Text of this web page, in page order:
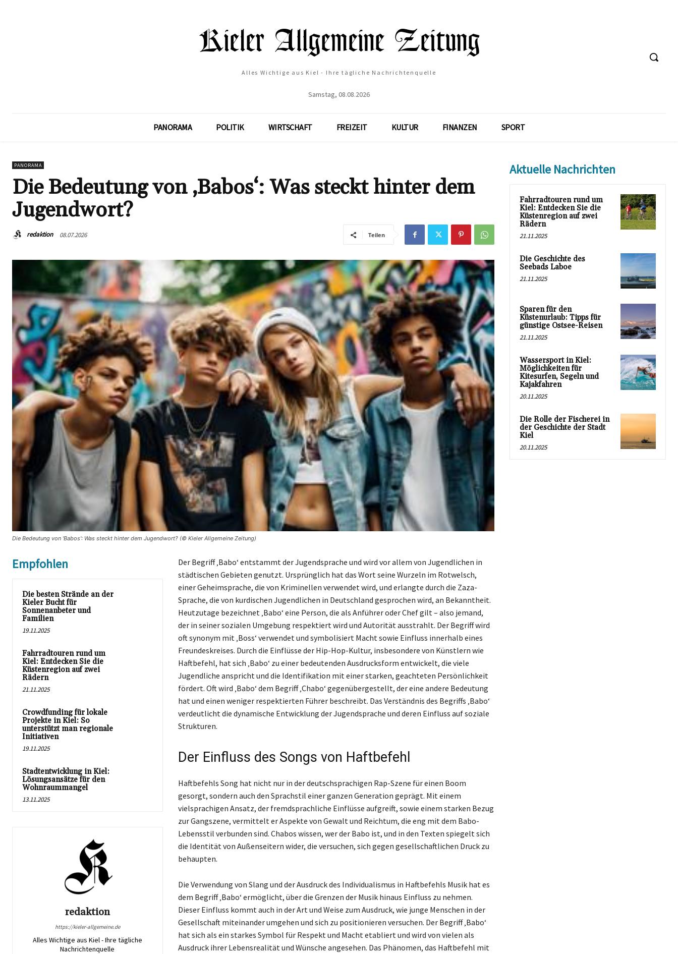
Alles Wichtige aus Kiel - Ihre tägliche Nachrichtenquelle
Samstag, 08.08.2026
PANORAMA POLITIK WIRTSCHAFT FREIZEIT KULTUR FINANZEN SPORT
PANORAMA
Die Bedeutung von ‚Babos‘: Was steckt hinter dem
Jugendwort?
redaktion 08.07.2026 Teilen
Die Bedeutung von 'Babos': Was steckt hinter dem Jugendwort? (© Kieler Allgemeine Zeitung)
Empfohlen
Die besten Strände an der
Kieler Bucht für
Sonnenanbeter und
Familien
19.11.2025
Fahrradtouren rund um
Kiel: Entdecken Sie die
Küstenregion auf zwei
Rädern
21.11.2025
Crowdfunding für lokale
Projekte in Kiel: So
unterstützt man regionale
Initiativen
19.11.2025
Stadtentwicklung in Kiel:
Lösungsansätze für den
Wohnraummangel
13.11.2025
redaktion
https://kieler-allgemeine.de
Alles Wichtige aus Kiel - Ihre tägliche
Nachrichtenquelle
Der Begriff ‚Babo‘ entstammt der Jugendsprache und wird vor allem von Jugendlichen in
städtischen Gebieten genutzt. Ursprünglich hat das Wort seine Wurzeln im Rotwelsch,
einer Geheimsprache, die von Kriminellen verwendet wird, und erlangte durch die Zaza-
Sprache, die von kurdischen Jugendlichen in Deutschland gesprochen wird, an Bekanntheit.
Heutzutage bezeichnet ‚Babo‘ eine Person, die als Anführer oder Chef gilt – also jemand,
der in seiner sozialen Umgebung respektiert wird und Autorität ausstrahlt. Der Begriff wird
oft synonym mit ‚Boss‘ verwendet und symbolisiert Macht sowie Einfluss innerhalb eines
Freundeskreises. Durch die Einflüsse der Hip-Hop-Kultur, insbesondere von Künstlern wie
Haftbefehl, hat sich ‚Babo‘ zu einer bedeutenden Ausdrucksform entwickelt, die viele
Jugendliche anspricht und die Identifikation mit einer starken, geachteten Persönlichkeit
fördert. Oft wird ‚Babo‘ dem Begriff ‚Chabo‘ gegenübergestellt, der eine andere Bedeutung
hat und einen weniger respektierten Führer beschreibt. Das Verständnis des Begriffs ‚Babo‘
verdeutlicht die dynamische Entwicklung der Jugendsprache und deren Einfluss auf soziale
Strukturen.
Der Einfluss des Songs von Haftbefehl
Haftbefehls Song hat nicht nur in der deutschsprachigen Rap-Szene für einen Boom
gesorgt, sondern auch den Sprachstil einer ganzen Generation geprägt. Mit einem
vielsprachigen Ansatz, der fremdsprachliche Einflüsse aufgreift, sowie einem starken Bezug
zur Gangszene, vermittelt er Aspekte von Gewalt und Reichtum, die eng mit dem Babo-
Lebensstil verbunden sind. Chabos wissen, wer der Babo ist, und in den Texten spiegelt sich
die Identität von Außenseitern wider, die versuchen, sich gegen gesellschaftlichen Druck zu
behaupten.
Die Verwendung von Slang und der Ausdruck des Individualismus in Haftbefehls Musik hat es
dem Begriff ‚Babo‘ ermöglicht, über die Grenzen der Musik hinaus Einfluss zu nehmen.
Dieser Einfluss kommt auch in der Art und Weise zum Ausdruck, wie junge Menschen in der
Gesellschaft miteinander umgehen und sich zu positionieren versuchen. Der Begriff ‚Babo‘
hat sich als ein starkes Symbol für Respekt und Macht etabliert und wird von vielen als
Ausdruck ihrer Lebensrealität und Wünsche angesehen. Das Phänomen, das Haftbefehl mit
Aktuelle Nachrichten
Fahrradtouren rund um
Kiel: Entdecken Sie die
Küstenregion auf zwei
Rädern
21.11.2025
Die Geschichte des
Seebads Laboe
21.11.2025
Sparen für den
Küstenurlaub: Tipps für
günstige Ostsee-Reisen
21.11.2025
Wassersport in Kiel:
Möglichkeiten für
Kitesurfen, Segeln und
Kajakfahren
20.11.2025
Die Rolle der Fischerei in
der Geschichte der Stadt
Kiel
20.11.2025